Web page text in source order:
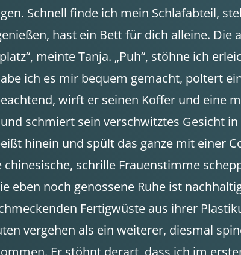
Schnell finde ich mein Schlafabteil,
hast ein Bett für dich alleine. Die
meinte Tanja. „Puh“, stöhne ich
ich es mir bequem gemacht, poltert
wirft er seinen Koffer und eine
schmiert sein verschwitztes Gesicht
hinein und spült das ganze mit einer
schrille Frauenstimme
eben noch genossene Ruhe ist
Fertigwüste aus ihrer
vergehen als ein weiterer, diesmal
Er stöhnt derart, dass ich im